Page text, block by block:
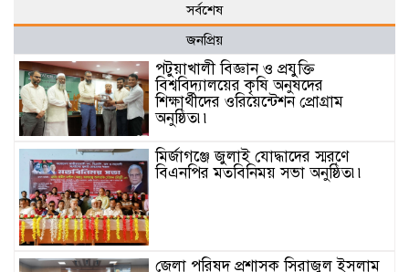
সর্বশেষ
জনপ্রিয়
পটুয়াখালী বিজ্ঞান ও প্রযুক্তি
বিশ্ববিদ্যালয়ের কৃষি অনুষদের
শিক্ষার্থীদের ওরিয়েন্টেশন প্রোগ্রাম
অনুষ্ঠিত৷৷
মির্জাগঞ্জে জুলাই যোদ্ধাদের স্মরণে
বিএনপির মতবিনিময় সভা অনুষ্ঠিত৷৷
জেলা পরিষদ প্রশাসক সিরাজুল ইসলাম